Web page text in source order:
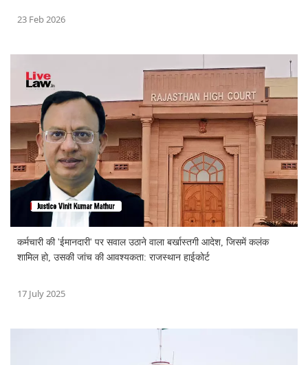
23 Feb 2026
कर्मचारी की 'ईमानदारी' पर सवाल उठाने वाला बर्खास्तगी आदेश, जिसमें कलंक
शामिल हो, उसकी जांच की आवश्यकता: राजस्थान हाईकोर्ट
17 July 2025